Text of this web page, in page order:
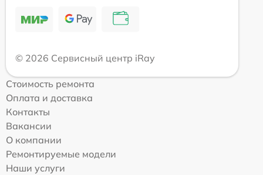
© 2026 Сервисный центр iRay
Стоимость ремонта
Оплата и доставка
Контакты
Вакансии
О компании
Ремонтируемые модели
Наши услуги